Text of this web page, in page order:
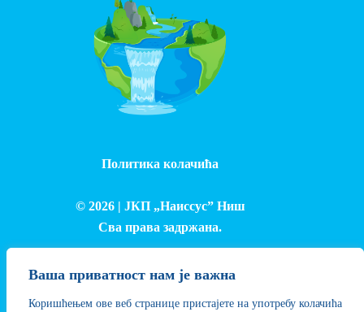
Ваша приватност нам је важна
Коришћењем ове веб странице пристајете на употребу колачића
Политика колачића
© 2026 | ЈКП „Наиссус” Ниш
Сва права задржана.
Израда и одржавање сајта - Лука Петровић